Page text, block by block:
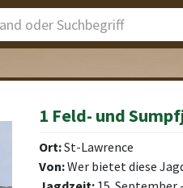
1 Feld- und
Ort:St-Lawrence
Von:Wer bietet diese